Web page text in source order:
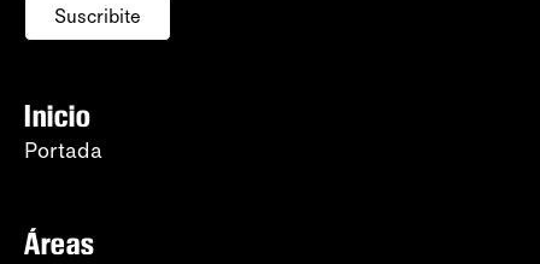
Suscribite
Inicio
Portada
Áreas